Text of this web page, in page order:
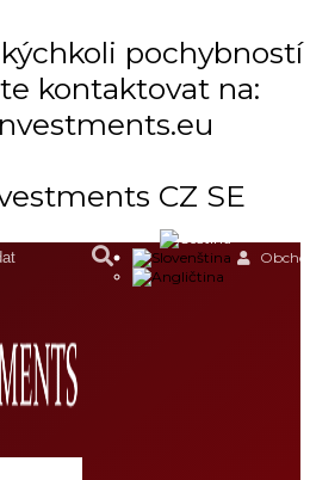
pochybností
kontaktovat na:
CZ SE